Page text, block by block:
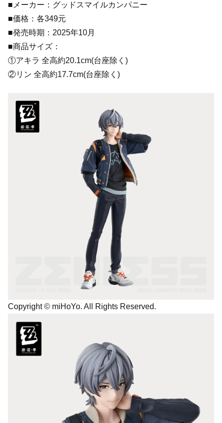
■メーカー：グッドスマイルカンパニー
■価格：各349元
■発売時期：2025年10月
■商品サイズ：
①アキラ 全高約20.1cm(台座除く)
②リン 全高約17.7cm(台座除く)
Copyright © miHoYo. All Rights Reserved.